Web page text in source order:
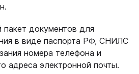
документов для
в виде паспорта РФ, СНИЛС
номера телефона и
адреса электронной почты.